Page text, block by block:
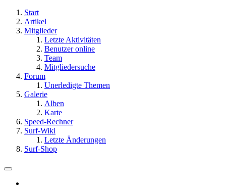
Start
Artikel
Mitglieder
Letzte Aktivitäten
Benutzer online
Team
Mitgliedersuche
Forum
Unerledigte Themen
Galerie
Alben
Karte
Speed-Rechner
Surf-Wiki
Letzte Änderungen
Surf-Shop